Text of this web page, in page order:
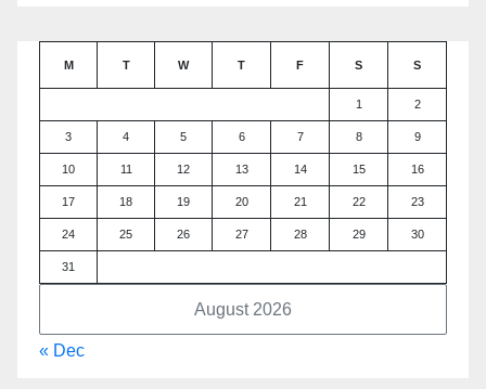
August 2026
M T W T F S S
1 2
3 4 5 6 7 8 9
10 11 12 13 14 15 16
17 18 19 20 21 22 23
24 25 26 27 28 29 30
31
« Dec